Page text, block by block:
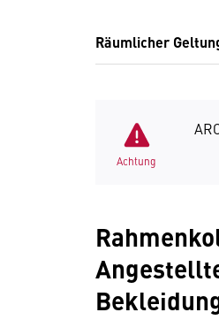
Räumlicher
Achtung